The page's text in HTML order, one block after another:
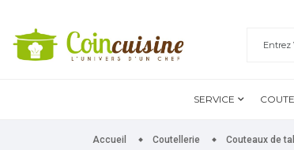
SERVICE
Accueil Coutellerie Couteaux de